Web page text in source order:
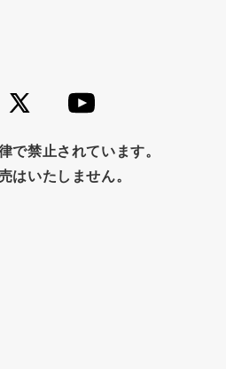
で禁止されています。
はいたしません。